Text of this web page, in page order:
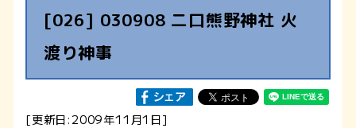
[026] 030908 二口熊野神社 火
渡り神事
[更新日:2009年11月1日]